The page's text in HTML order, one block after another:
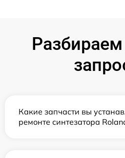
Какие запчасти вы
ремонте синтезатора